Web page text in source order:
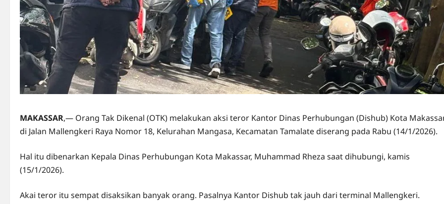
MAKASSAR,— Orang Tak Dikenal (OTK) melakukan aksi teror Kantor Dinas Perhubungan (Dishub) Kota
di Jalan Mallengkeri Raya Nomor 18, Kelurahan Mangasa, Kecamatan Tamalate diserang pada Rabu (14/1/2026).
Hal itu dibenarkan Kepala Dinas Perhubungan Kota Makassar, Muhammad Rheza saat dihubungi, kamis
(15/1/2026).
Akai teror itu sempat disaksikan banyak orang. Pasalnya Kantor Dishub tak jauh dari terminal Mallengkeri.